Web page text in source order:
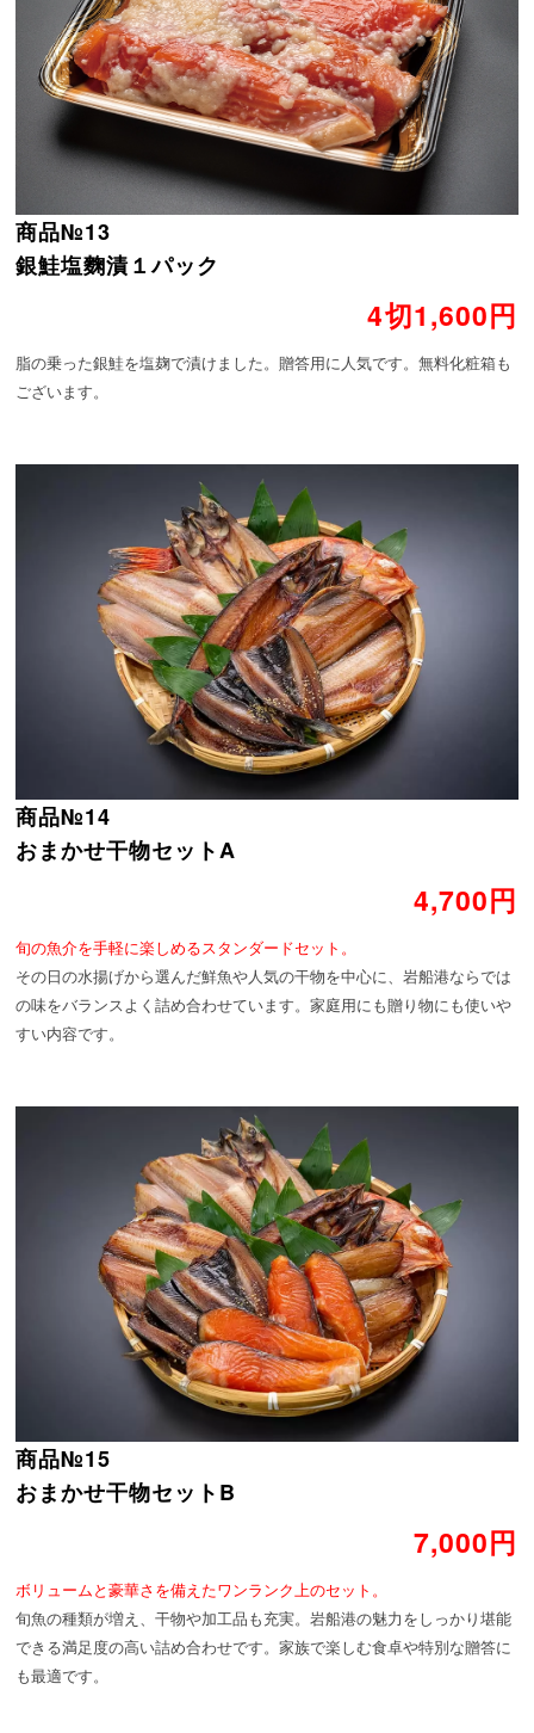
商品№13
銀鮭塩麴漬１パック
4切1,600円
脂の乗った銀鮭を塩麹で漬けました。贈答用に人気です。無料化粧箱も
ございます。
商品№14
おまかせ干物セットA
4,700円
旬の魚介を手軽に楽しめるスタンダードセット。
その日の水揚げから選んだ鮮魚や人気の干物を中心に、岩船港ならでは
の味をバランスよく詰め合わせています。家庭用にも贈り物にも使いや
すい内容です。
商品№15
おまかせ干物セットB
7,000円
ボリュームと豪華さを備えたワンランク上のセット。
旬魚の種類が増え、干物や加工品も充実。岩船港の魅力をしっかり堪能
できる満足度の高い詰め合わせです。家族で楽しむ食卓や特別な贈答に
も最適です。